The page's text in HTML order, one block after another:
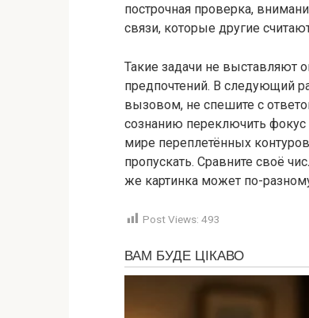
построчная проверка,
связи, которые другие
Такие задачи не выставляют
предпочтений. В следующий
вызовом, не спешите с
сознанию переключить фокус
мире переплетённых
пропускать. Сравните своё
же картинка может по-
Post Views: 493